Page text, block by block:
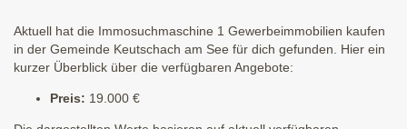
Aktuell hat die Immosuchmaschine 1 Gewerbeimmobilien kaufen
in der Gemeinde Keutschach am See für dich gefunden. Hier ein
kurzer Überblick über die verfügbaren Angebote:
Preis: 19.000 €